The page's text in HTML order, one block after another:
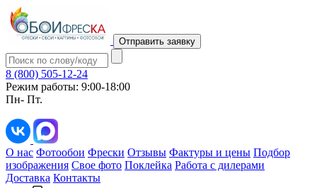
Отправить заявку
8 (800) 505-12-24
Режим работы: 9:00-18:00
Пн- Пт.
О нас Фотообои Фрески Отзывы Фактуры и цены Подбор
изображения Свое фото Поклейка Работа с дилерами
Доставка Контакты